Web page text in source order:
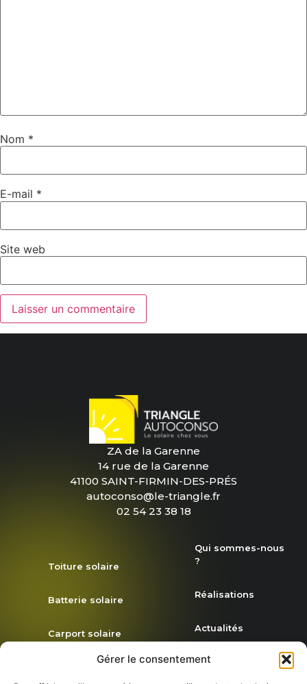
Gérer le consentement
Nom *
E-mail *
Site web
ZA de la Garenne
14 rue de la Garenne
41100 SAINT-FIRMIN-DES-PRÉS
autoconso@le-triangle.fr
02 54 23 38 18
Toiture solaire
Batterie solaire
Carport solaire
Simulez votre
Qui sommes-nous
?
Réalisations
Actualités
Demande de